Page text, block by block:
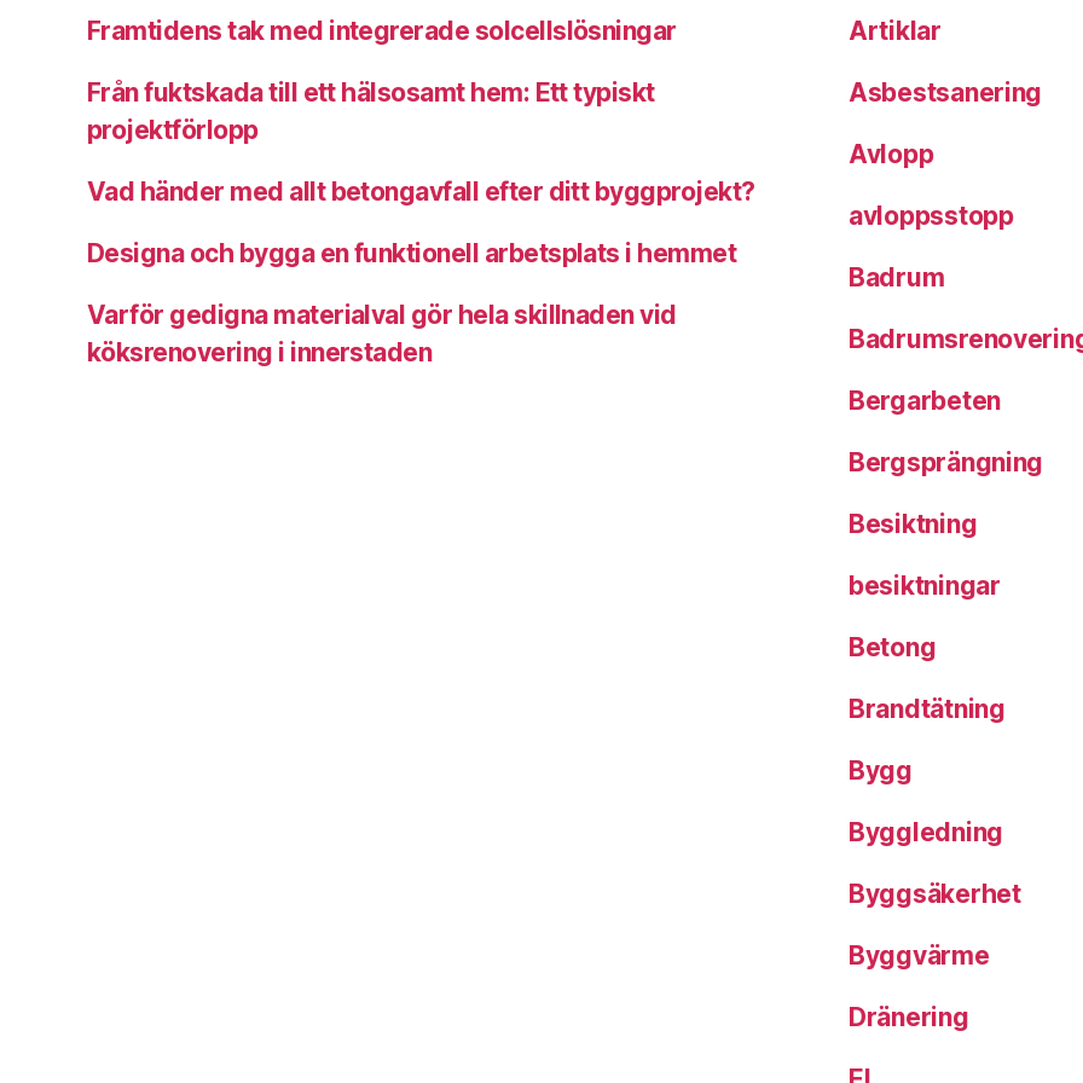
Framtidens tak med integrerade solcellslösningar
Från fuktskada till ett hälsosamt hem: Ett typiskt
projektförlopp
Vad händer med allt betongavfall efter ditt byggprojekt?
Designa och bygga en funktionell arbetsplats i hemmet
Varför gedigna materialval gör hela skillnaden vid
köksrenovering i innerstaden
Artiklar
Asbestsanering
Avlopp
avloppsstopp
Badrum
Bergarbeten
Bergsprängning
Besiktning
besiktningar
Betong
Brandtätning
Bygg
Byggledning
Byggsäkerhet
Byggvärme
Dränering